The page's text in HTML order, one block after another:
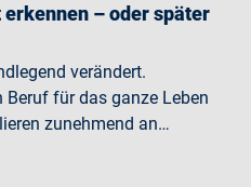
– oder später
verändert.
Beruf für das ganze Leben
zunehmend an…